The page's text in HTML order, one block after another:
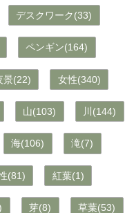
デスクワーク(33)
ペンギン(164)
景(22) 女性(340)
山(103) 川(144)
海(106) 滝(7)
(81) 紅葉(1)
芽(8) 草葉(53)